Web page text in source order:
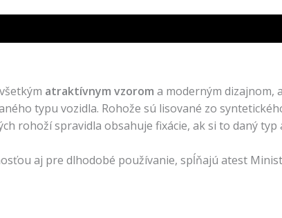
atraktívnym vzorom a moderným dizajnom,
typu vozidla. Rohože sú lisované zo
rohoží spravidla obsahuje fixácie, ak si to daný
aj pre dlhodobé používanie, spĺňajú atest